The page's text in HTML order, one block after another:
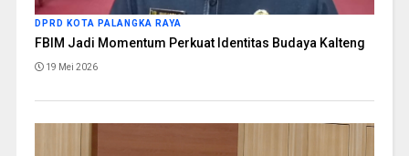
DPRD KOTA PALANGKA RAYA
FBIM Jadi Momentum Perkuat Identitas Budaya Kalteng
19 Mei 2026